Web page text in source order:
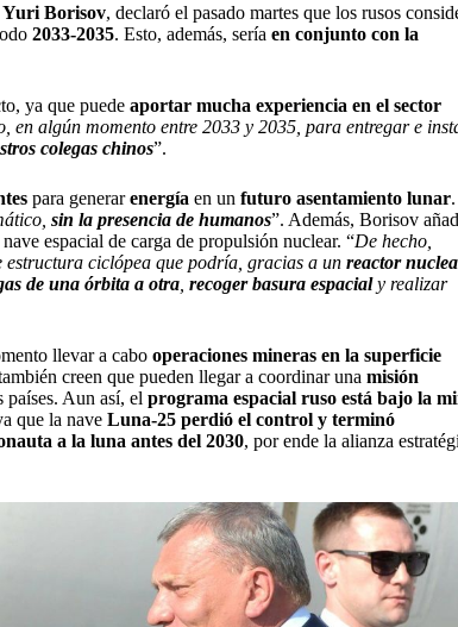
Yuri Borisov, declaró el pasado martes que los rusos
2033-2035. Esto, además, sería en conjunto con la
ya que puede aportar mucha experiencia en el sector
en algún momento entre 2033 y 2035, para entregar e
colegas chinos”.
para generarenergía en un futuro asentamiento lunar.
sin la presencia de humanos”. Además, Borisov
espacial de carga de propulsión nuclear. “De hecho,
estructura ciclópea que podría, gracias a un reactor
de una órbita a otra recoger basura espacialy realizar
llevar a cabo operaciones mineras en la superficie
creen que pueden llegar a coordinar una misión
países. Aun así, el programa espacial ruso está bajo la
que la nave Luna-25 perdió el control y terminó
a la luna antes del 2030, por ende la alianza